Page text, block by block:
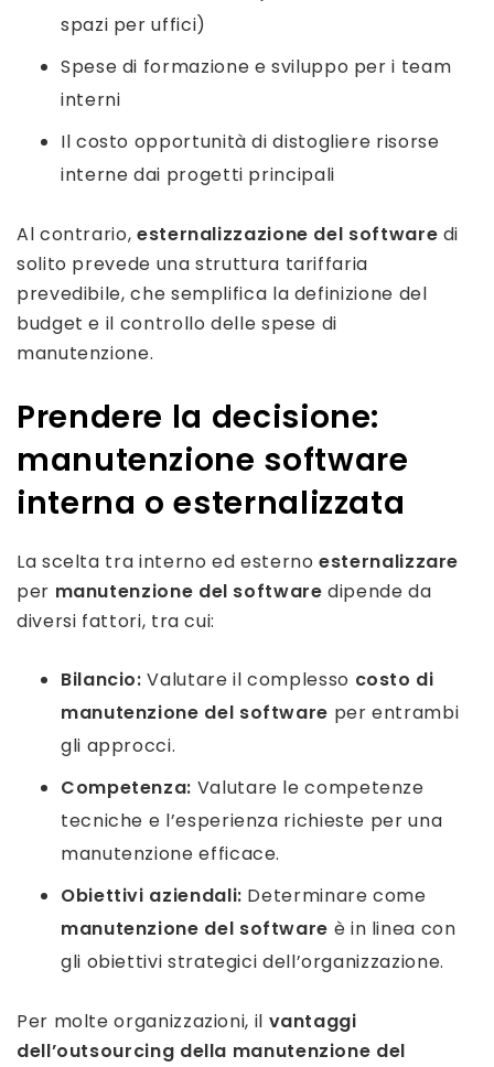
spazi per uffici)
Spese di formazione e sviluppo per i team
interni
Il costo opportunità di distogliere risorse
interne dai progetti principali
Al contrario, esternalizzazione del software di
solito prevede una struttura tariffaria
prevedibile, che semplifica la definizione del
budget e il controllo delle spese di
manutenzione.
Prendere la decisione:
manutenzione software
interna o esternalizzata
La scelta tra interno ed esternoesternalizzare
per manutenzione del softwaredipende da
diversi fattori, tra cui:
Bilancio:Valutare il complesso costo di
manutenzione del software per entrambi
gli approcci.
Competenza: Valutare le competenze
tecniche e l’esperienza richieste per una
manutenzione efficace.
Obiettivi aziendali: Determinare come
manutenzione del software è in linea con
gli obiettivi strategici dell’organizzazione.
Per molte organizzazioni, il vantaggi
dell’outsourcing della manutenzione del